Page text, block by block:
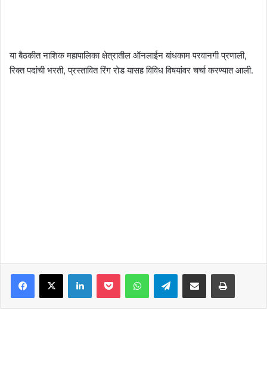
या बैठकीत नाशिक महापालिका क्षेत्रातील ऑनलाईन बांधकाम परवानगी प्रणाली,
रिक्त पदांची भरती, प्रस्तावित रिंग रोड यासह विविध विषयांवर चर्चा करण्यात आली.
Facebook
X LinkedInPocket WhatsAppTelegramShare via Email Print